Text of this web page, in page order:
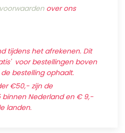
over ons
tijdens het afrekenen. Dit
voor bestellingen boven
bestelling ophaalt.
€50,- zijn de
binnen Nederland en € 9,-
landen.